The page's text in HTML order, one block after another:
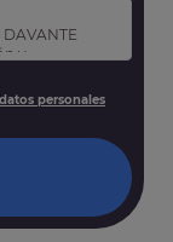
y
sus datos,
en nuestra
personales